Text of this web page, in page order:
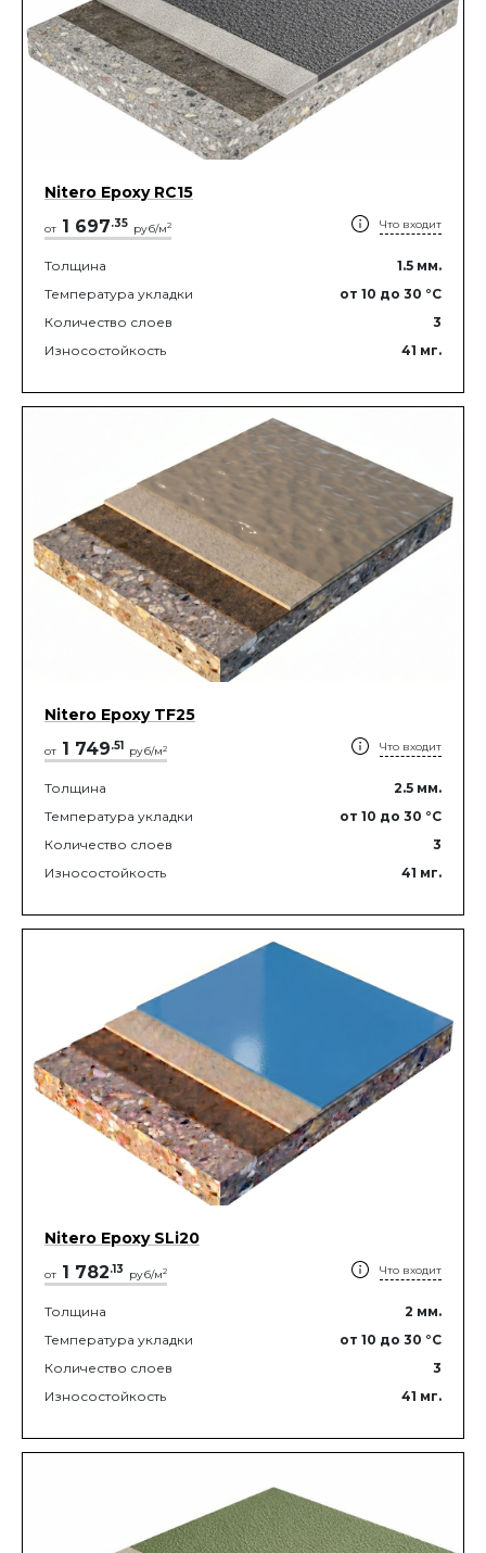
Nitero Epoxy RС15
от 1 697.35 руб/м2 Что входит
Толщина 1.5 мм.
Температура укладки
от 10 до 30 °C
Количество слоев
3
Износостойкость
41 мг.
Nitero Epoxy TF25
от 1 749.51 руб/м2 Что входит
Толщина 2.5 мм.
Температура укладки
от 10 до 30 °C
Количество слоев
3
Износостойкость
41 мг.
Nitero Epoxy SLi20
от 1 782.13 руб/м2 Что входит
Толщина 2 мм.
Температура укладки
от 10 до 30 °C
Количество слоев
3
Износостойкость
41 мг.